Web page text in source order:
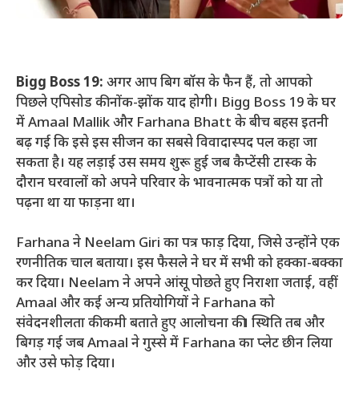
Bigg Boss 19: अगर आप बिग बॉस के फैन हैं, तो आपको
पिछले एपिसोड की नोंक-झोंक याद होगी। Bigg Boss 19 के घर
में Amaal Mallik और Farhana Bhatt के बीच बहस इतनी
बढ़ गई कि इसे इस सीजन का सबसे विवादास्पद पल कहा जा
सकता है। यह लड़ाई उस समय शुरू हुई जब कैप्टेंसी टास्क के
दौरान घरवालों को अपने परिवार के भावनात्मक पत्रों को या तो
पढ़ना था या फाड़ना था।
Farhana ने Neelam Giri का पत्र फाड़ दिया, जिसे उन्होंने एक
रणनीतिक चाल बताया। इस फैसले ने घर में सभी को हक्का-बक्का
कर दिया। Neelam ने अपने आंसू पोछते हुए निराशा जताई, वहीं
Amaal और कई अन्य प्रतियोगियों ने Farhana को
संवेदनशीलता की कमी बताते हुए आलोचना की। स्थिति तब और
बिगड़ गई जब Amaal ने गुस्से में Farhana का प्लेट छीन लिया
और उसे फोड़ दिया।